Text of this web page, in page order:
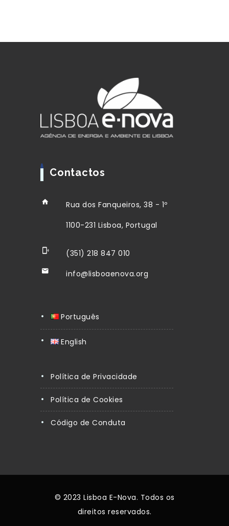
Contactos
Rua dos Fanqueiros, 38 - 1º
1100-231 Lisboa, Portugal
(351) 218 847 010
info@lisboaenova.org
Português
English
Política de Privacidade
Política de Cookies
Código de Conduta
© 2023 Lisboa E-Nova. Todos os
direitos reservados.